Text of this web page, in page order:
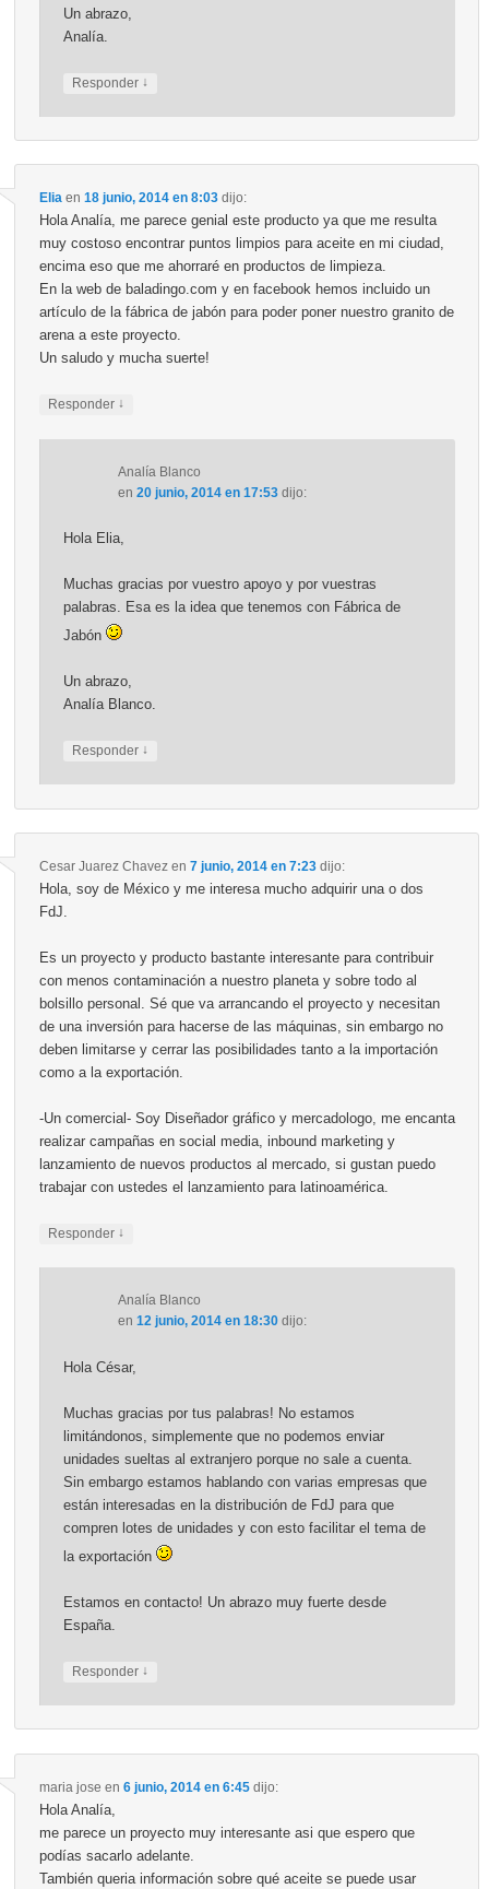
Un abrazo,
Analía.
Responder ↓
Eliaen 18 junio, 2014 en 8:03 dijo:
Hola Analía, me parece genial este producto ya que me resulta
muy costoso encontrar puntos limpios para aceite en mi ciudad,
encima eso que me ahorraré en productos de limpieza.
En la web de baladingo.com y en facebook hemos incluido un
artículo de la fábrica de jabón para poder poner nuestro granito de
arena a este proyecto.
Un saludo y mucha suerte!
Responder ↓
Analía Blanco
en 20 junio, 2014 en 17:53 dijo:
Hola Elia,
Muchas gracias por vuestro apoyo y por vuestras
palabras. Esa es la idea que tenemos con Fábrica de
Jabón
Un abrazo,
Analía Blanco.
Responder ↓
Cesar Juarez Chavezen 7 junio, 2014 en 7:23 dijo:
Hola, soy de México y me interesa mucho adquirir una o dos
FdJ.
Es un proyecto y producto bastante interesante para contribuir
con menos contaminación a nuestro planeta y sobre todo al
bolsillo personal. Sé que va arrancando el proyecto y necesitan
de una inversión para hacerse de las máquinas, sin embargo no
deben limitarse y cerrar las posibilidades tanto a la importación
como a la exportación.
-Un comercial- Soy Diseñador gráfico y mercadologo, me encanta
realizar campañas en social media, inbound marketing y
lanzamiento de nuevos productos al mercado, si gustan puedo
trabajar con ustedes el lanzamiento para latinoamérica.
Responder ↓
Analía Blanco
en 12 junio, 2014 en 18:30 dijo:
Hola César,
Muchas gracias por tus palabras! No estamos
limitándonos, simplemente que no podemos enviar
unidades sueltas al extranjero porque no sale a cuenta.
Sin embargo estamos hablando con varias empresas que
están interesadas en la distribución de FdJ para que
compren lotes de unidades y con esto facilitar el tema de
la exportación
Estamos en contacto! Un abrazo muy fuerte desde
España.
Responder ↓
maria jose en 6 junio, 2014 en 6:45 dijo:
Hola Analía,
me parece un proyecto muy interesante asi que espero que
podías sacarlo adelante.
También queria información sobre qué aceite se puede usar